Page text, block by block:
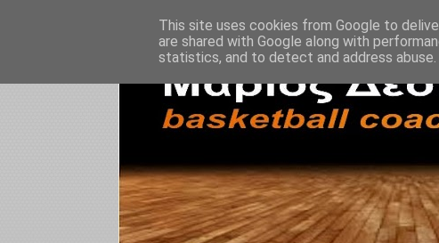
This site uses cookies from Google to
are shared with Google along with
statistics, and to detect and address abuse.